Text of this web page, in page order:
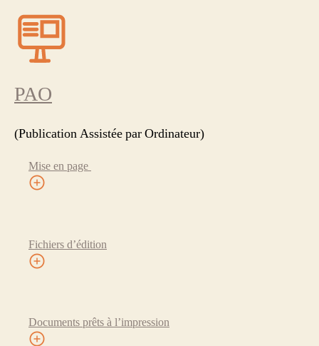
PAO
(Publication Assistée par Ordinateur)
Mise en page
Fichiers d’édition
Documents prêts à l’impression